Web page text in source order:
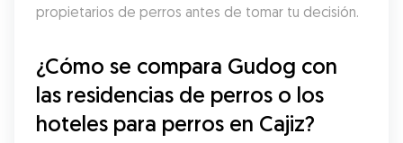
propietarios de perros antes de tomar tu decisión.
¿Cómo se compara Gudog con
las residencias de perros o los
hoteles para perros en Cajiz?